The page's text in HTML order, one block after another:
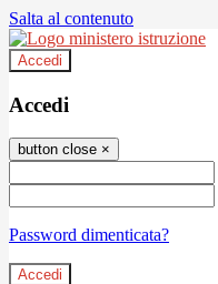
Salta al contenuto
Accedi
Accedi
button close ×
Password dimenticata?